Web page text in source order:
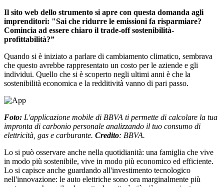
Il sito web dello strumento si apre con questa domanda agli
imprenditori: "Sai che ridurre le emissioni fa risparmiare?
Comincia ad essere chiaro il trade-off sostenibilità-
profittabilità?”
Quando si è iniziato a parlare di cambiamento climatico, sembrava
che questo avrebbe rappresentato un costo per le aziende e gli
individui. Quello che si è scoperto negli ultimi anni è che la
sostenibilità economica e la redditività vanno di pari passo.
Foto: L'applicazione mobile di BBVA ti permette di calcolare la tua
impronta di carbonio personale analizzando il tuo consumo di
elettricità, gas e carburante. Credito: BBVA.
Lo si può osservare anche nella quotidianità: una famiglia che vive
in modo più sostenibile, vive in modo più economico ed efficiente.
Lo si capisce anche guardando all'investimento tecnologico
nell'innovazione: le auto elettriche sono ora marginalmente più